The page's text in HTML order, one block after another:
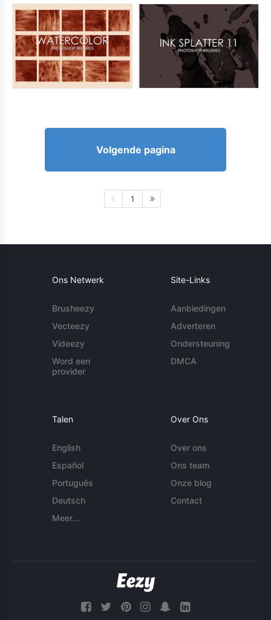
Volgende pagina
1
Ons Netwerk
Brusheezy
Vecteezy
Videezy
Word een
provider
Site-Links
Aanbiedingen
Adverteren
Ondersteuning
DMCA
Talen
English
Español
Português
Deutsch
Meer...
Over Ons
Over ons
Ons team
Onze blog
Contact